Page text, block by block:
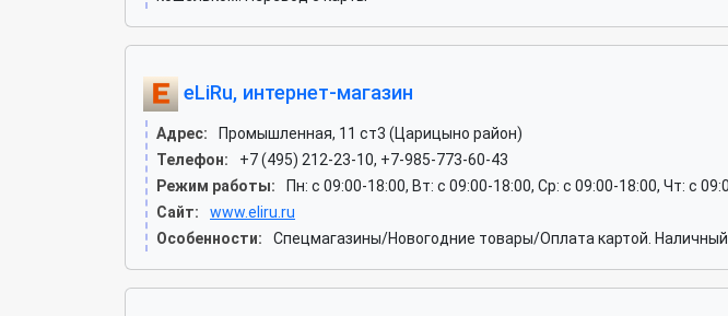
eLiRu, интернет-магазин
Адрес:
Промышленная, 11 ст3 (Царицыно район)
Телефон:
+7 (495) 212-23-10, +7-985-773-60-43
Режим работы:
Пн: c 09:00-18:00, Вт: c 09:00-18:00, Ср: c 09:00-18:00, Чт: c
Сайт:
www.eliru.ru
Особенности:
Спецмагазины/Новогодние товары/Оплата картой.